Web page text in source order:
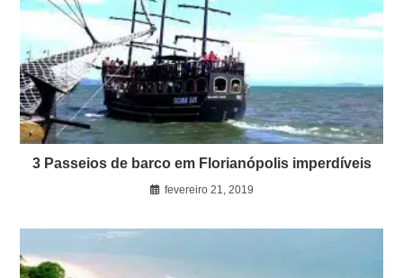
3 Passeios de barco em Florianópolis imperdíveis
fevereiro 21, 2019